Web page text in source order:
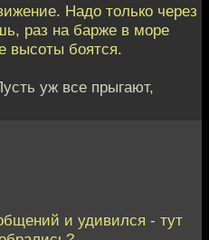
Надо только через
раз на барже в море
высоты боятся.
уж все прыгают,
и удивился - тут